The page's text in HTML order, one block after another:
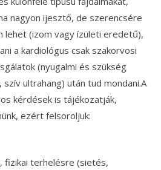
nagyon ijesztő, de szerencsére
lehet (izom vagy ízületi eredetű),
a kardiológus csak szakorvosi
(nyugalmi és szükség
ultrahang) után tud mondani.A
kérdések is tájékozatják,
ezért felsoroljuk:
fizikai terhelésre (sietés,